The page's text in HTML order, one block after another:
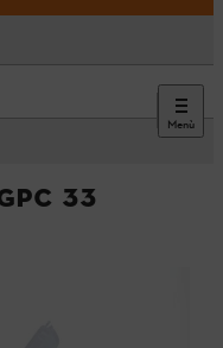
Menù
33